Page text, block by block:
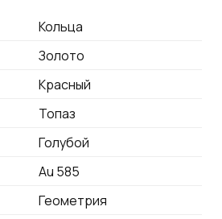
Кольца
Золото
Красный
Топаз
Голубой
Au 585
Геометрия